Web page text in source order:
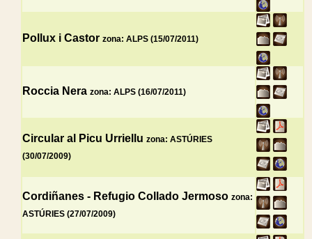
Pollux i Castor zona: ALPS (15/07/2011)
Roccia Nera zona: ALPS (16/07/2011)
Circular al Picu Urriellu zona: ASTÚRIES
(30/07/2009)
Cordiñanes - Refugio Collado Jermoso zona:
ASTÚRIES (27/07/2009)